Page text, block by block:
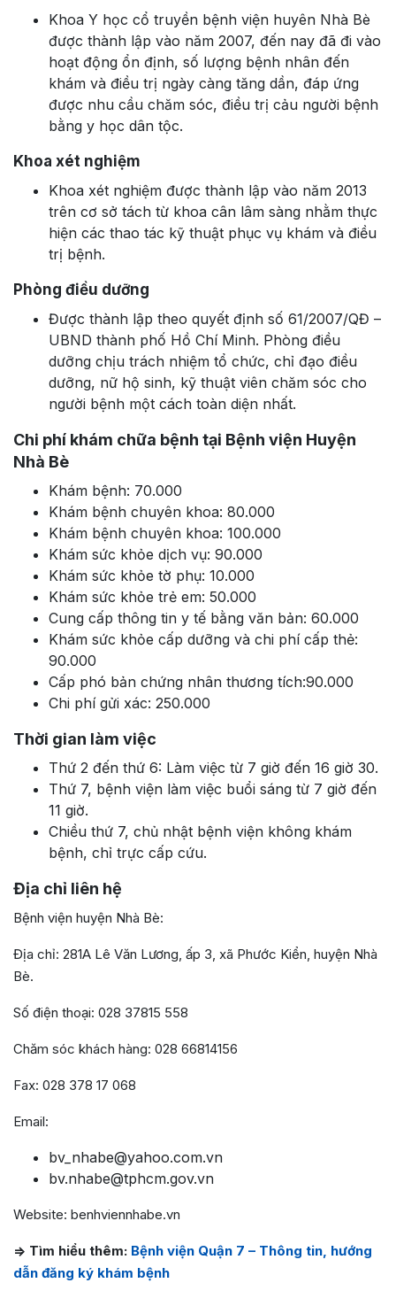
Khoa Y học cổ truyền bệnh viện huyên Nhà Bè
được thành lập vào năm 2007, đến nay đã đi vào
hoạt động ổn định, số lượng bệnh nhân đến
khám và điều trị ngày càng tăng dần, đáp ứng
được nhu cầu chăm sóc, điều trị cảu người bệnh
bằng y học dân tộc.
Khoa xét nghiệm
Khoa xét nghiệm được thành lập vào năm 2013
trên cơ sở tách từ khoa cân lâm sàng nhằm thực
hiện các thao tác kỹ thuật phục vụ khám và điều
trị bệnh.
Phòng điều dưỡng
Được thành lập theo quyết định số 61/2007/QĐ –
UBND thành phố Hồ Chí Minh. Phòng điều
dưỡng chịu trách nhiệm tổ chức, chỉ đạo điều
dưỡng, nữ hộ sinh, kỹ thuật viên chăm sóc cho
người bệnh một cách toàn diện nhất.
Chi phí khám chữa bệnh tại Bệnh viện Huyện
Nhà Bè
Khám bệnh: 70.000
Khám bệnh chuyên khoa: 80.000
Khám bệnh chuyên khoa: 100.000
Khám sức khỏe dịch vụ: 90.000
Khám sức khỏe tờ phụ: 10.000
Khám sức khỏe trẻ em: 50.000
Cung cấp thông tin y tế bằng văn bản: 60.000
Khám sức khỏe cấp dưỡng và chi phí cấp thẻ:
90.000
Cấp phó bản chứng nhân thương tích:90.000
Chi phí gửi xác: 250.000
Thời gian làm việc
Thứ 2 đến thứ 6: Làm việc từ 7 giờ đến 16 giờ 30.
Thứ 7, bệnh viện làm việc buổi sáng từ 7 giờ đến
11 giờ.
Chiều thứ 7, chủ nhật bệnh viện không khám
bệnh, chỉ trực cấp cứu.
Địa chỉ liên hệ
Bệnh viện huyện Nhà Bè:
Địa chỉ: 281A Lê Văn Lương, ấp 3, xã Phước Kiển, huyện Nhà
Bè.
Số điện thoại: 028 37815 558
Chăm sóc khách hàng: 028 66814156
Fax: 028 378 17 068
Email:
bv_nhabe@yahoo.com.vn
bv.nhabe@tphcm.gov.vn
Website: benhviennhabe.vn
=> Tìm hiểu thêm: Bệnh viện Quận 7 – Thông tin, hướng
dẫn đăng ký khám bệnh